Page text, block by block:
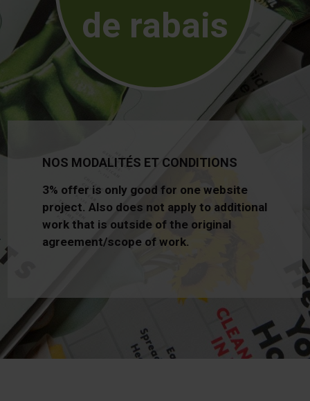
de rabais
NOS MODALITÉS ET CONDITIONS
3% offer is only good for one website
project. Also does not apply to additional
work that is outside of the original
agreement/scope of work.